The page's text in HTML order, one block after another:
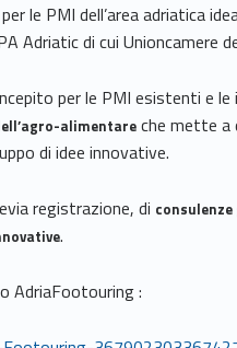
le PMI dell’area adriatica
Adriatic di cui Unioncamere
per le PMI esistenti e
alimentare che mette a
di idee innovative.
registrazione, di
.
AdriaFootouring :